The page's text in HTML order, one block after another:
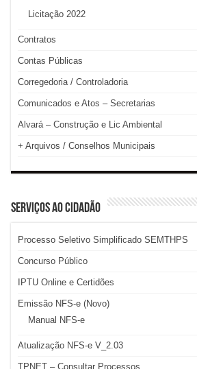
Licitação 2022
Contratos
Contas Públicas
Corregedoria / Controladoria
Comunicados e Atos – Secretarias
Alvará – Construção e Lic Ambiental
+ Arquivos / Conselhos Municipais
SERVIÇOS AO CIDADÃO
Processo Seletivo Simplificado SEMTHPS
Concurso Público
IPTU Online e Certidões
Emissão NFS-e (Novo)
Manual NFS-e
Atualização NFS-e V_2.03
TPNET – Consultar Processos